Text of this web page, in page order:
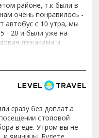
районе, т.к были в
очень понравилось -
автобус с 10 утра, мы
- 20 и были уже на
лежаками и
есть туалет и
качества,
песок, вход в воду
турки с детьми, музыка
бассейн и есть
грязь в отеле и
полы- если мокрые,
проживания 11
мыли.. В столовой
время еды люди
сразу без доплат.а
столовой
в еде. Утром вы не